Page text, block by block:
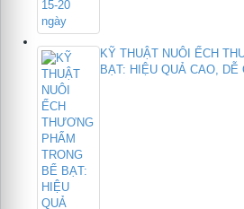
KỸ THUẬT NUÔI ẾCH
BẠT: HIỆU QUẢ CAO,